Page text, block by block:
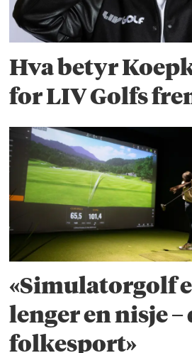
Hva betyr
for LIV Golfs
«Simulatorgolf
lenger en nisje –
folkesport»